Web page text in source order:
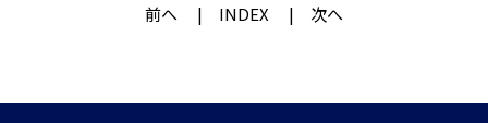
前へ INDEX 次へ